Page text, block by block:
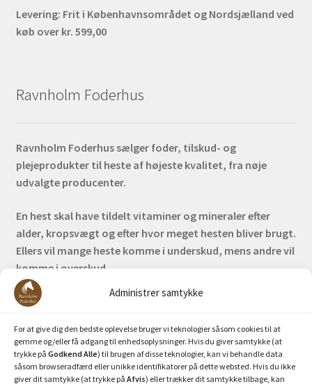
Administrer samtykke
For at give dig den bedste oplevelse bruger vi teknologier såsom cookies til at
gemme og/eller få adgang til enhedsoplysninger. Hvis du giver samtykke (at
trykke på Godkend Alle) til brugen af disse teknologier, kan vi behandle data
såsom browseradfærd eller unikke identifikatorer på dette websted. Hvis du ikke
giver dit samtykke (at trykke på Afvis) eller trækker dit samtykke tilbage, kan
Levering: Frit i Københavnsområdet og Nordsjælland ved
køb over kr. 599,00
Ravnholm Foderhus
Ravnholm Foderhus sælger foder, tilskud- og
plejeprodukter til heste af højeste kvalitet, fra nøje
udvalgte producenter.
En hest skal have tildelt vitaminer og mineraler efter
alder, kropsvægt og efter hvor meget hesten bliver brugt.
Ellers vil mange heste komme i underskud, mens andre vil
komme i overskud.
Bank: Nordea / Reg: 2413 Konto nr. 6285 704 772